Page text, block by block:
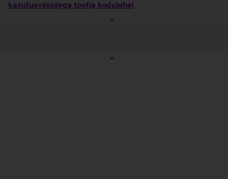
kasutusviisidega tootja kodulehel